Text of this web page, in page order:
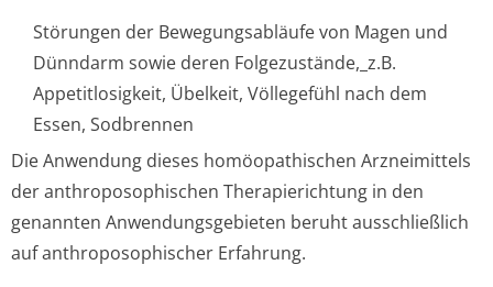
Störungen der Bewegungsabläufe von Magen und
Dünndarm sowie deren Folgezustände,_z.B.
Appetitlosigkeit, Übelkeit, Völlegefühl nach dem
Essen, Sodbrennen
Die Anwendung dieses homöopathischen Arzneimittels
der anthroposophischen Therapierichtung in den
genannten Anwendungsgebieten beruht ausschließlich
auf anthroposophischer Erfahrung.